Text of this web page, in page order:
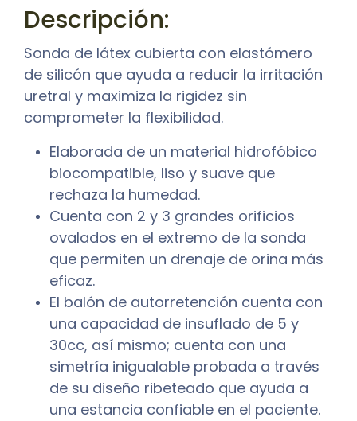
Descripción:
Sonda de látex cubierta con elastómero
de silicón que ayuda a reducir la irritación
uretral y maximiza la rigidez sin
comprometer la flexibilidad.
Elaborada de un material hidrofóbico
biocompatible, liso y suave que
rechaza la humedad.
Cuenta con 2 y 3 grandes orificios
ovalados en el extremo de la sonda
que permiten un drenaje de orina más
eficaz.
El balón de autorretención cuenta con
una capacidad de insuflado de 5 y
30cc, así mismo; cuenta con una
simetría inigualable probada a través
de su diseño ribeteado que ayuda a
una estancia confiable en el paciente.